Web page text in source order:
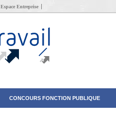
Espace Entreprise
CONCOURS FONCTION PUBLIQUE